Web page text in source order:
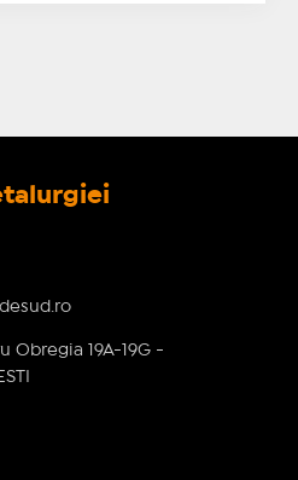
Obregia 19A-19G -